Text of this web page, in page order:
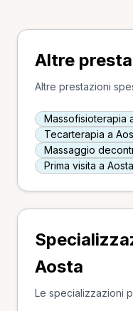
Altre
Altre prestazioni
Massofisioterapia
Tecarterapia a
Massaggio
Prima visita a Aosta
Aosta
Le specializzazioni